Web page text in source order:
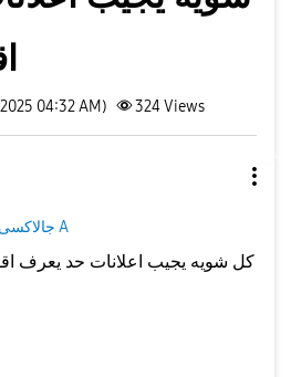
04:32 AM) 324Views
جالاكسى A